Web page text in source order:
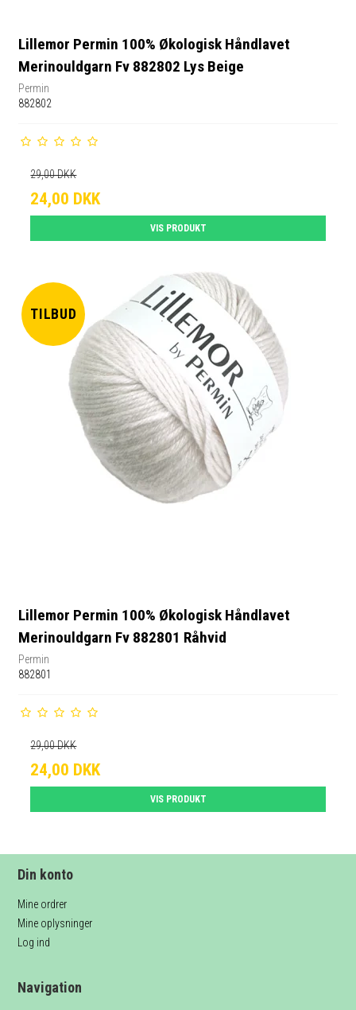
Lillemor Permin 100% Økologisk Håndlavet
Merinouldgarn Fv 882802 Lys Beige
Permin
882802
29,00 DKK
24,00 DKK
VIS PRODUKT
TILBUD
Lillemor Permin 100% Økologisk Håndlavet
Merinouldgarn Fv 882801 Råhvid
Permin
882801
29,00 DKK
24,00 DKK
VIS PRODUKT
Din konto
Mine ordrer
Mine oplysninger
Log ind
Navigation